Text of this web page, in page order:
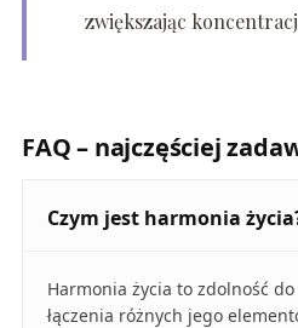
zwiększając
FAQ – najczęściej
Czym jest harmonia
Harmonia życia to zdolność
łączenia różnych jego